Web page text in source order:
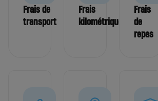
Frais de
transport
Frais
kilométriques
Frais
de
repas